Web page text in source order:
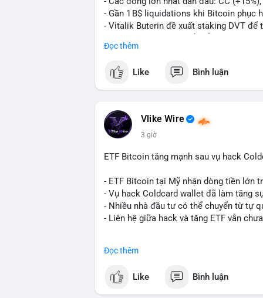
- Gần 1 B$ liquidations khi Bitcoin phục
- Vitalik Buterin đề xuất staking DVT để
- Thượng viện Mỹ tiến hành dự thảo
dụng giá trị giảm để bù đắp biến động.
- Cơ quan quản lý Hồng Kông bắt đầu
- Tòa án Nga công nhận crypto là tài
dân sự.
- Trump hy vọng ký luật cơ cấu thị
Ethereum.
lương bằng BTC.
#binancesquare #cryptonews #btc #eth
📰 Nguồn: Decrypt
Đọc thêm
Like Bình luận
Vlike Wire
3 giờ
ETF Bitcoin tăng mạnh sau vụ hack
- ETF Bitcoin tại Mỹ nhận dòng tiền lớn
- Vụ hack Coldcard wallet đã làm tăng
- Nhiều nhà đầu tư có thể chuyển từ tự
- Liên hệ giữa hack và tăng ETF vẫn
#vlikevn #titanbot
Đọc thêm
Like Bình luận